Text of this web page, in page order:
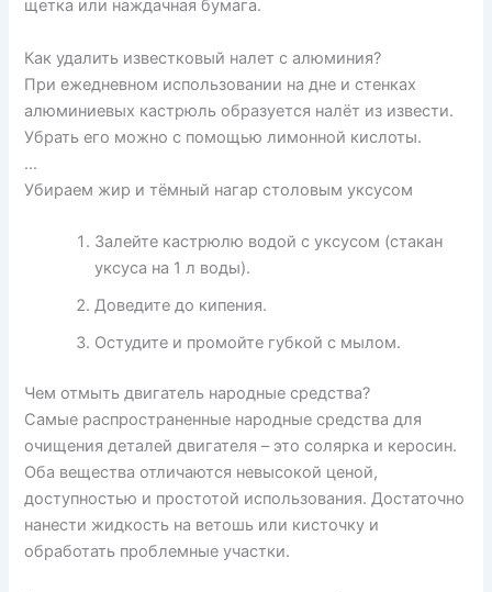
щетка или наждачная бумага.
Как удалить известковый налет с алюминия?
При ежедневном использовании на дне и стенках
алюминиевых кастрюль образуется налёт из извести.
Убрать его можно с помощью лимонной кислоты.
…
Убираем жир и тёмный нагар столовым уксусом
Залейте кастрюлю водой с уксусом (стакан
уксуса на 1 л воды).
Доведите до кипения.
Остудите и промойте губкой с мылом.
Чем отмыть двигатель народные средства?
Самые распространенные народные средства для
очищения деталей двигателя – это солярка и керосин.
Оба вещества отличаются невысокой ценой,
доступностью и простотой использования. Достаточно
нанести жидкость на ветошь или кисточку и
обработать проблемные участки.